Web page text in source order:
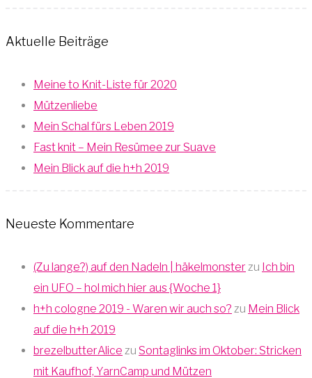
Aktuelle Beiträge
Meine to Knit-Liste für 2020
Mützenliebe
Mein Schal fürs Leben 2019
Fast knit – Mein Resümee zur Suave
Mein Blick auf die h+h 2019
Neueste Kommentare
(Zu lange?) auf den Nadeln | häkelmonster zu Ich bin
ein UFO – hol mich hier aus {Woche 1}
h+h cologne 2019 - Waren wir auch so? zu Mein Blick
auf die h+h 2019
brezelbutterAlice zu Sontaglinks im Oktober: Stricken
mit Kaufhof, YarnCamp und Mützen